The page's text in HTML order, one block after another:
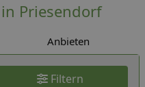
Priesendorf
Anbieten
Filtern